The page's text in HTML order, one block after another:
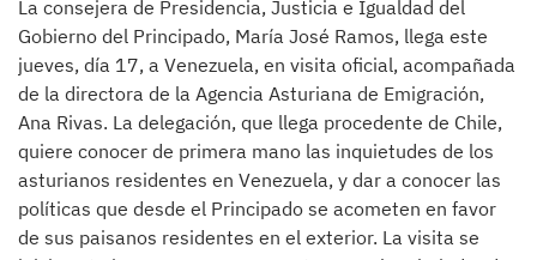
La consejera de Presidencia, Justicia e Igualdad del
Gobierno del Principado, María José Ramos, llega este
jueves, día 17, a Venezuela, en visita oficial, acompañada
de la directora de la Agencia Asturiana de Emigración,
Ana Rivas. La delegación, que llega procedente de Chile,
quiere conocer de primera mano las inquietudes de los
asturianos residentes en Venezuela, y dar a conocer las
políticas que desde el Principado se acometen en favor
de sus paisanos residentes en el exterior. La visita se